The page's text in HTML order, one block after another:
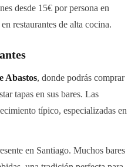
desde 15€ por persona en
restaurantes de alta cocina.
Abastos, donde podrás comprar
tapas en sus bares. Las
típico, especializadas en
en Santiago. Muchos bares